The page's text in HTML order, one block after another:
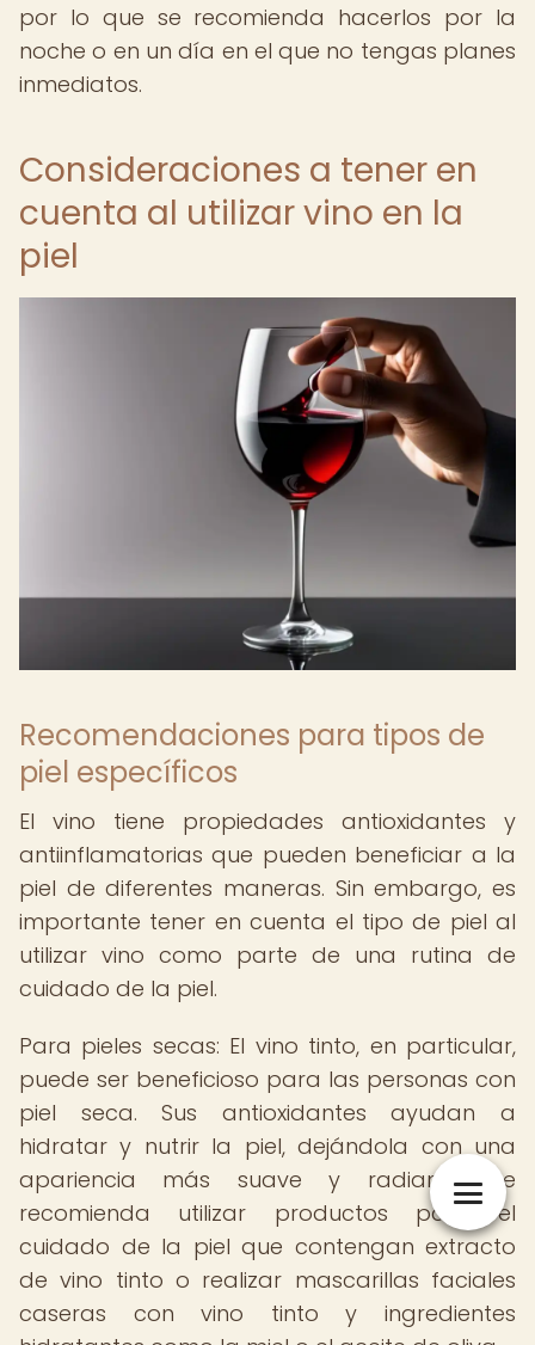
por lo que se recomienda hacerlos por la
noche o en un día en el que no tengas planes
inmediatos.
Consideraciones a tener en
cuenta al utilizar vino en la
piel
Recomendaciones para tipos de
piel específicos
El vino tiene propiedades antioxidantes y
antiinflamatorias que pueden beneficiar a la
piel de diferentes maneras. Sin embargo, es
importante tener en cuenta el tipo de piel al
utilizar vino como parte de una rutina de
cuidado de la piel.
Para pieles secas: El vino tinto, en particular,
puede ser beneficioso para las personas con
piel seca. Sus antioxidantes ayudan a
hidratar y nutrir la piel, dejándola con una
apariencia más suave y radiante. Se
recomienda utilizar productos para el
cuidado de la piel que contengan extracto
de vino tinto o realizar mascarillas faciales
caseras con vino tinto y ingredientes